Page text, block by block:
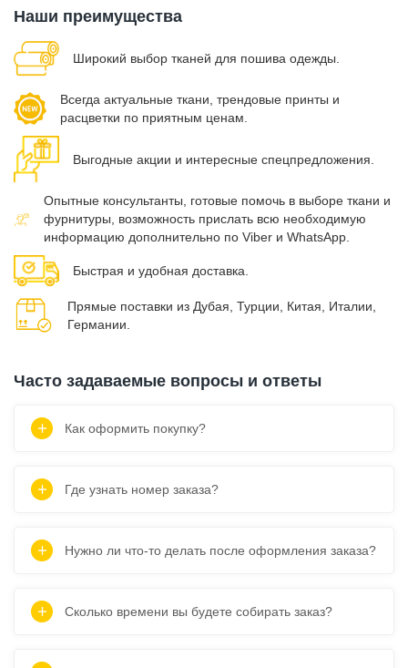
Наши преимущества
Широкий выбор тканей для пошива одежды.
Всегда актуальные ткани, трендовые принты и
расцветки по приятным ценам.
Выгодные акции и интересные спецпредложения.
Опытные консультанты, готовые помочь в выборе ткани и
фурнитуры, возможность прислать всю необходимую
информацию дополнительно по Viber и WhatsApp.
Быстрая и удобная доставка.
Прямые поставки из Дубая, Турции, Китая, Италии,
Германии.
Часто задаваемые вопросы и ответы
Как оформить покупку?
Где узнать номер заказа?
Нужно ли что-то делать после оформления заказа?
Сколько времени вы будете собирать заказ?